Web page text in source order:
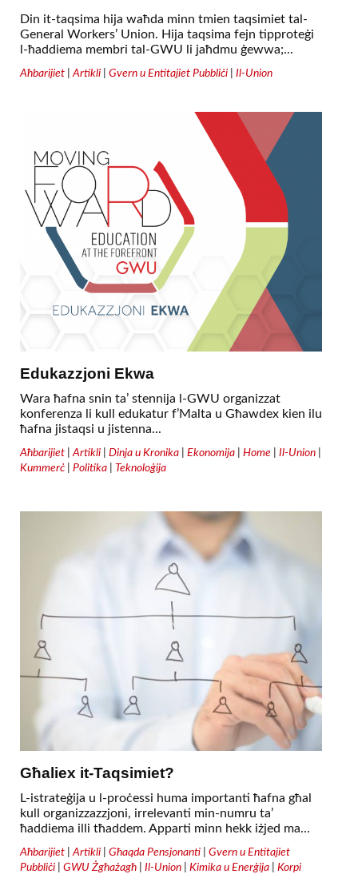
Din it-taqsima hija waħda minn tmien taqsimiet tal-
General Workers’ Union. Hija taqsima fejn tipproteġi
l-ħaddiema membri tal-GWU li jaħdmu ġewwa;...
Aħbarijiet |Artikli Gvern u Entitajiet Pubbliċi Il-Union
Edukazzjoni Ekwa
Wara ħafna snin ta’ stennija l-GWU organizzat
konferenza li kull edukatur f’Malta u Għawdex kien ilu
ħafna jistaqsi u jistenna...
Aħbarijiet |Artikli Dinja u Kronika Ekonomija Home Il-Union
Kummerċ
Politika Teknoloġija
Għaliex it-Taqsimiet?
L-istrateġija u l-proċessi huma importanti ħafna għal
kull organizzazzjoni, irrelevanti min-numru ta’
ħaddiema illi tħaddem. Apparti minn hekk iżjed ma...
Aħbarijiet |Artikli Għaqda Pensjonanti
Gvern u Entitajiet
Pubbliċi
GWU Żgħażagħ Il-Union Kimika u Enerġija Korpi